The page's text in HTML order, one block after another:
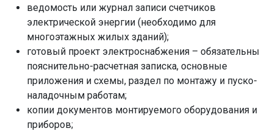
ведомость или журнал записи счетчиков
электрической энергии (необходимо для
многоэтажных жилых зданий);
готовый проект электроснабжения – обязательны
пояснительно-расчетная записка, основные
приложения и схемы, раздел по монтажу и пуско-
наладочным работам;
копии документов монтируемого оборудования и
приборов;